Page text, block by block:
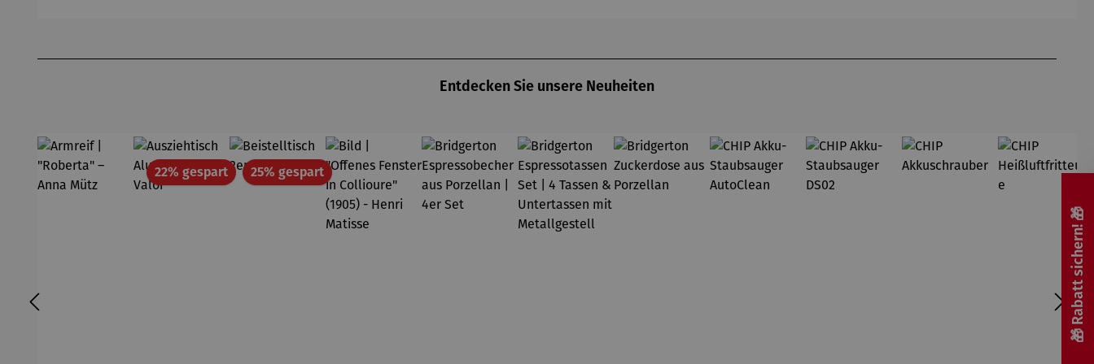
Entdecken Sie unsere Neuheiten
22% gespartRabatt25% gespartRabatt
🎁 Rabatt sichern! 🎁